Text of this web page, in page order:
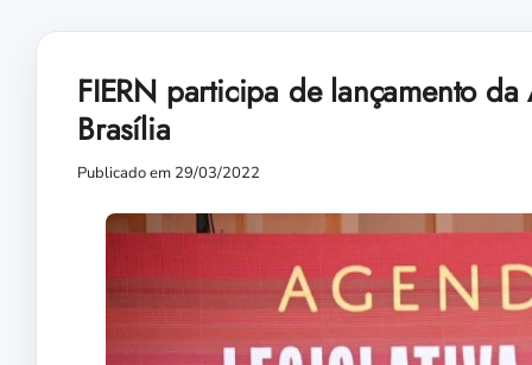
FIERN participa de lançamento
Brasília
Publicado em 29/03/2022